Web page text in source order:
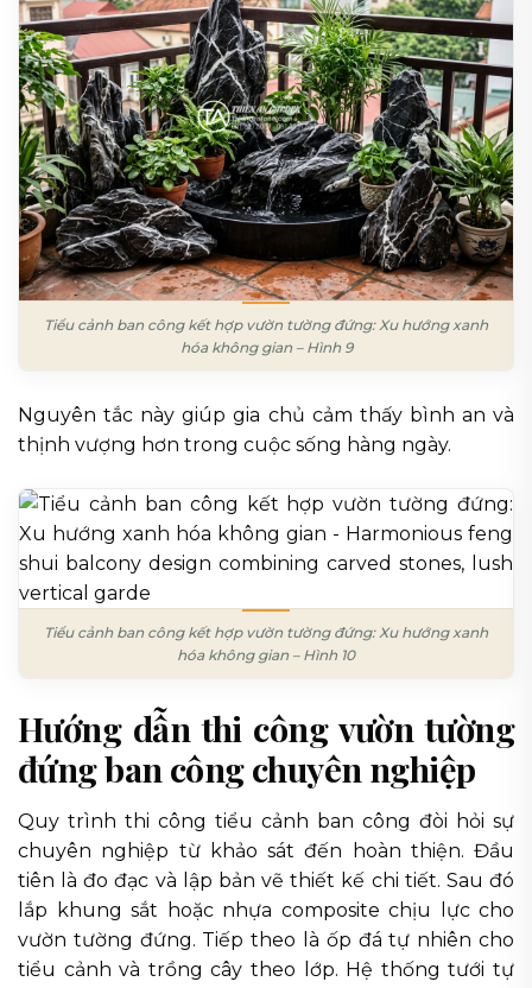
Tiểu cảnh ban công kết hợp vườn tường đứng: Xu hướng xanh
hóa không gian – Hình 9
Nguyên tắc này giúp gia chủ cảm thấy bình an và
thịnh vượng hơn trong cuộc sống hàng ngày.
Tiểu cảnh ban công kết hợp vườn tường đứng: Xu hướng xanh
hóa không gian – Hình 10
Hướng dẫn thi công vườn tường
đứng ban công chuyên nghiệp
Quy trình thi công tiểu cảnh ban công đòi hỏi sự
chuyên nghiệp từ khảo sát đến hoàn thiện. Đầu
tiên là đo đạc và lập bản vẽ thiết kế chi tiết. Sau đó
lắp khung sắt hoặc nhựa composite chịu lực cho
vườn tường đứng. Tiếp theo là ốp đá tự nhiên cho
tiểu cảnh và trồng cây theo lớp. Hệ thống tưới tự